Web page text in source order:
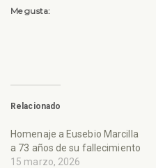
Me gusta:
Relacionado
Homenaje a Eusebio Marcilla
a 73 años de su fallecimiento
15 marzo, 2026